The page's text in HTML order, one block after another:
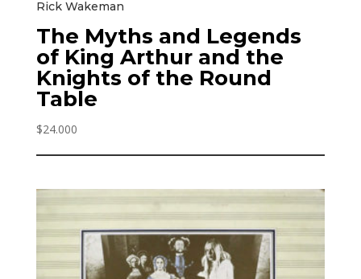
Rick Wakeman
The Myths and Legends
of King Arthur and the
Knights of the Round
Table
$24.000